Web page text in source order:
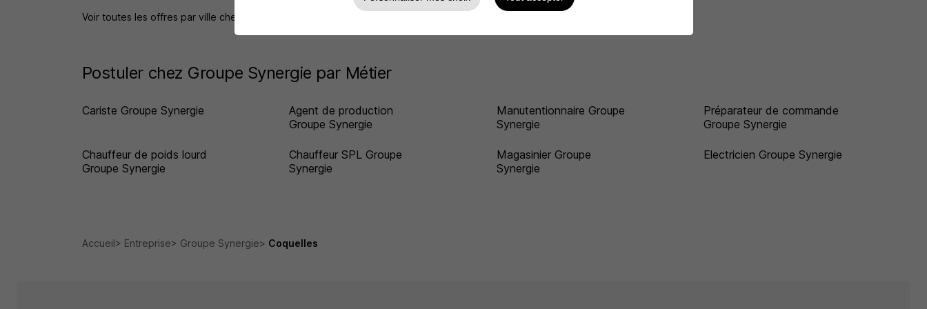
Voir toutes les offres par ville chez Groupe Synergie
Postuler chez Groupe Synergie par Métier
Cariste Groupe Synergie
Agent de production
Groupe Synergie
Manutentionnaire Groupe
Synergie
Préparateur de commande
Groupe Synergie
Chauffeur de poids lourd
Groupe Synergie
Chauffeur SPL Groupe
Synergie
Magasinier Groupe
Synergie
Electricien Groupe Synergie
Accueil Entreprise Groupe Synergie Coquelles